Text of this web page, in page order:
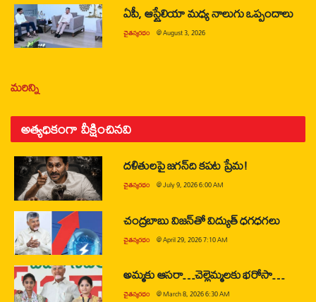
ఏపీ, ఆస్ట్రేలియా మధ్య నాలుగు ఒప్పందాలు
చైతన్యరధం @August 3, 2026
మరిన్ని
అత్యధికంగా వీక్షించినవి
దళితులపై జగన్‌ది కపట ప్రేమ!
చైతన్యరధం @July 9, 2026 6:00 AM
చంద్రబాబు విజన్‌తో విద్యుత్ ధగధగలు
చైతన్యరధం @April 29, 2026 7:10 AM
అమ్మకు ఆసరా…చెల్లెమ్మలకు భరోసా…
చైతన్యరధం @March 8, 2026 6:30 AM